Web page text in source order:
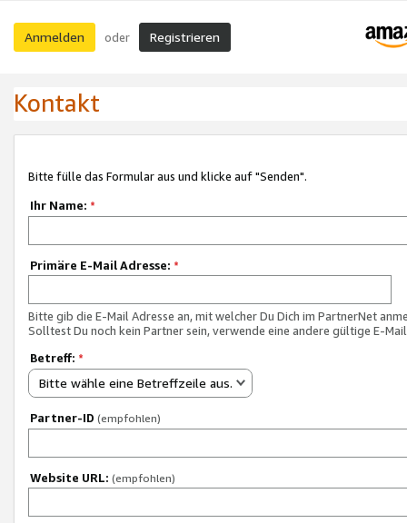
Anmelden oder Registrieren
Kontakt
Bitte fülle das Formular aus und klicke auf "Senden".
Ihr Name: *
Primäre E-Mail Adresse: *
Bitte gib die E-Mail Adresse an, mit welcher Du Dich im PartnerNet
Solltest Du noch kein Partner sein, verwende eine andere gültige E-
Betreff: *
Bitte wähle eine Betreffzeile aus.
Partner-ID (empfohlen)
Website URL: (empfohlen)